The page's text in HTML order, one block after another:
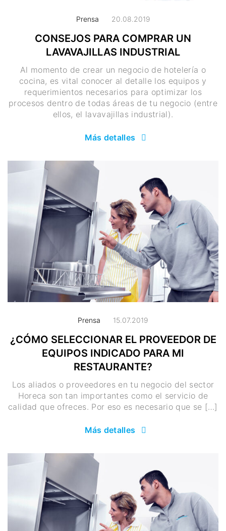
Prensa 20.08.2019
CONSEJOS PARA COMPRAR UN
LAVAVAJILLAS INDUSTRIAL
Al momento de crear un negocio de hotelería o
cocina, es vital conocer al detalle los equipos y
requerimientos necesarios para optimizar los
procesos dentro de todas áreas de tu negocio (entre
ellos, el lavavajillas industrial).
Más detalles
Prensa 15.07.2019
¿CÓMO SELECCIONAR EL PROVEEDOR DE
EQUIPOS INDICADO PARA MI
RESTAURANTE?
Los aliados o proveedores en tu negocio del sector
Horeca son tan importantes como el servicio de
calidad que ofreces. Por eso es necesario que se […]
Más detalles